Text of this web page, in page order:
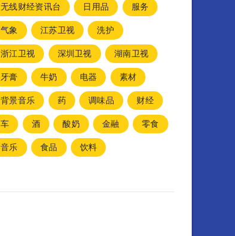
无线财经资讯台
日用品
服务
气象
江苏卫视
洗护
浙江卫视
深圳卫视
湖南卫视
牙膏
牛奶 电器
素材
背景音乐
药 调味品
财经
车
酒 酸奶 金融
零食
音乐
食品 饮料